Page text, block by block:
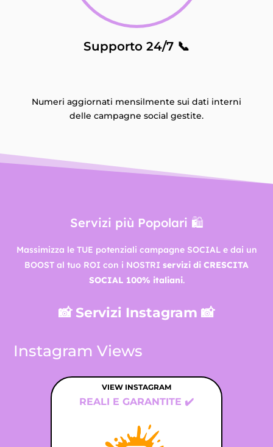
Supporto 24/7 📞
Numeri aggiornati mensilmente sui dati interni
delle campagne social gestite.
Servizi più Popolari 🛍️
Massimizza le TUE potenziali campagne SOCIAL e dai un
BOOST al tuo ROI con i NOSTRI servizi di CRESCITA
SOCIAL 100% italiani.
📸 Servizi Instagram 📸
Instagram Views
VIEW INSTAGRAM
REALI E GARANTITE ✔️